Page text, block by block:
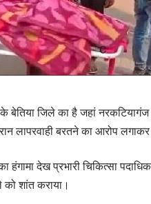
के बेतिया जिले का है जहां
लापरवाही बरतने का आरोप
हंगामा देख प्रभारी चिकित्सा
शांत कराया।